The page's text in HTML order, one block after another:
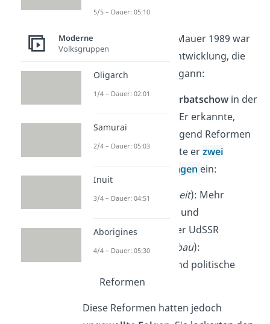
Krieg?
Der Fall der Berliner Mauer 1989 war
dasErgebnis
einer Entwicklung, die
einige Jahre zuvor begann:
1985 kamMichail Gorbatschowin der
UdSSR an die Macht. Er erkannte,
dass das System dringend Reformen
brauchte. Daher leitete erzwei
wichtige Veränderungen ein:
Glasnost(Offenheit): Mehr
Meinungsfreiheit und
Transparenz in der UdSSR
Perestroika
Umbau):
Wirtschaftliche und politische
Reformen
Diese Reformen hatten jedoch
5/5 – Dauer: 05:10
Moderne
Volksgruppen
Oligarch
1/4 – Dauer: 02:01
Samurai
2/4 – Dauer: 05:03
Inuit
3/4 – Dauer: 04:51
Aborigines
4/4 – Dauer: 05:30